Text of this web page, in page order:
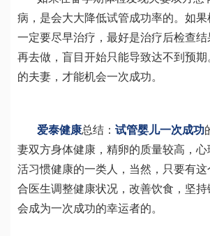
病，是会大大降低试管成功率的。如果
一定要尽早治疗，最好是治疗后检查
再去做，盲目开始只能导致达不到预
的夫妻，才能机会一次成功。
爱泰健康总结： 试管婴儿一次成功
妻双方身体健康，精卵的质量较高，
活习惯健康的一类人，当然，只要有
合医生调整健康状况，改善饮食，坚
会成为一次成功的幸运者的。